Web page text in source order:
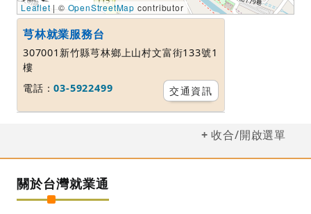
Leaflet | © OpenStreetMap contributor
芎林就業服務台
307001新竹縣芎林鄉上山村文富街133號1
樓
電話：03-5922499 交通資訊
收合/開啟選單
關於台灣就業通